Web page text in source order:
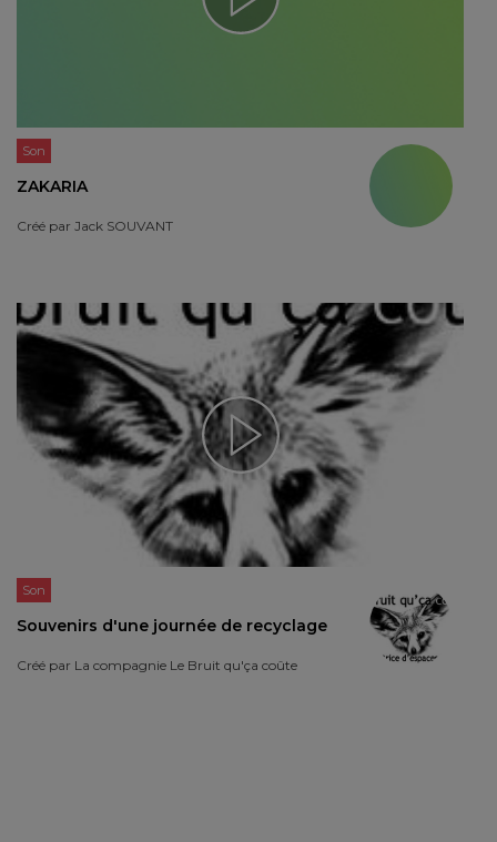
Son
ZAKARIA
Créé par Jack SOUVANT
Son
Souvenirs d'une journée de recyclage
Créé par La compagnie Le Bruit qu'ça coûte